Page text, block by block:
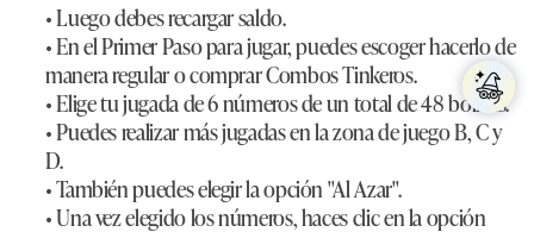
• Luego debes recargar saldo.
• En el Primer Paso para jugar, puedes escoger hacerlo de
manera regular o comprar Combos Tinkeros.
• Elige tu jugada de 6 números de un total de 48 bolillas.
• Puedes realizar más jugadas en la zona de juego B, C y
D.
• También puedes elegir la opción "Al Azar".
• Una vez elegido los números, haces clic en la opción